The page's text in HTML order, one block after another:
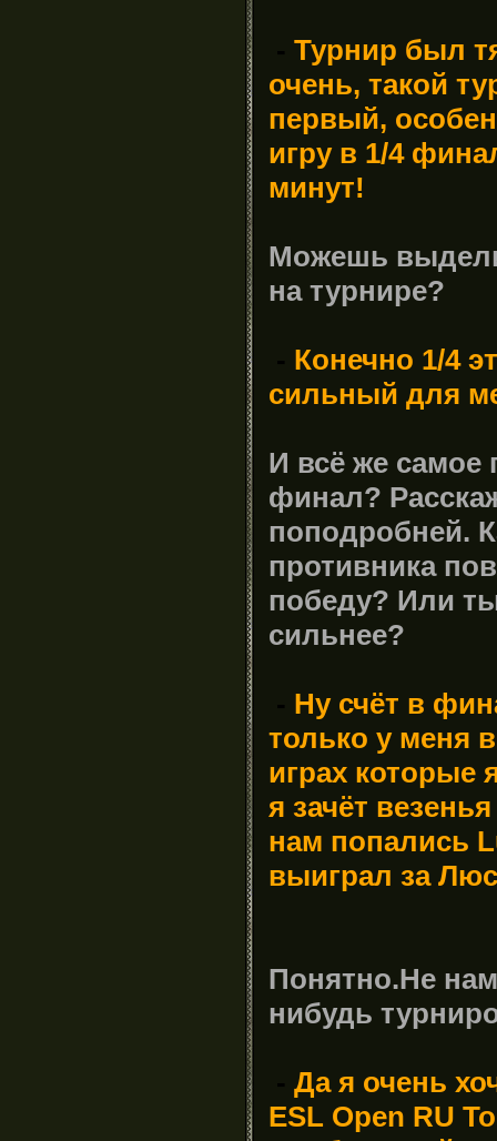
Турнир был
очень, такой
первый,
игру в 1/4
минут!
Можешь
на турнире?
Конечно 1/4
сильный для
И всё же самое
финал?
поподробней.
противника
победу? Или
сильнее?
Ну счёт в
только у меня
играх которые
я зачёт
нам попались
выиграл за
Понятно.Не
нибудь
Да я очень
ESL Open RU